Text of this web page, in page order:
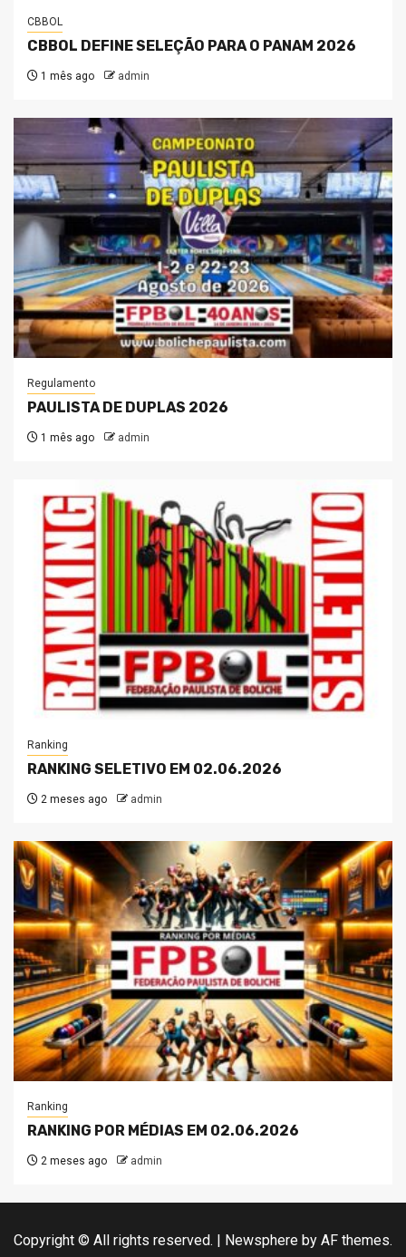
CBBOL
CBBOL DEFINE SELEÇÃO PARA O PANAM 2026
1 mês ago admin
Regulamento
PAULISTA DE DUPLAS 2026
1 mês ago admin
Ranking
RANKING SELETIVO EM 02.06.2026
2 meses ago admin
Ranking
RANKING POR MÉDIAS EM 02.06.2026
2 meses ago admin
Copyright © All rights reserved. | Newsphere by AF themes.